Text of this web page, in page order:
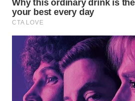
BEKASI
BOGOR
WN
DEPOK